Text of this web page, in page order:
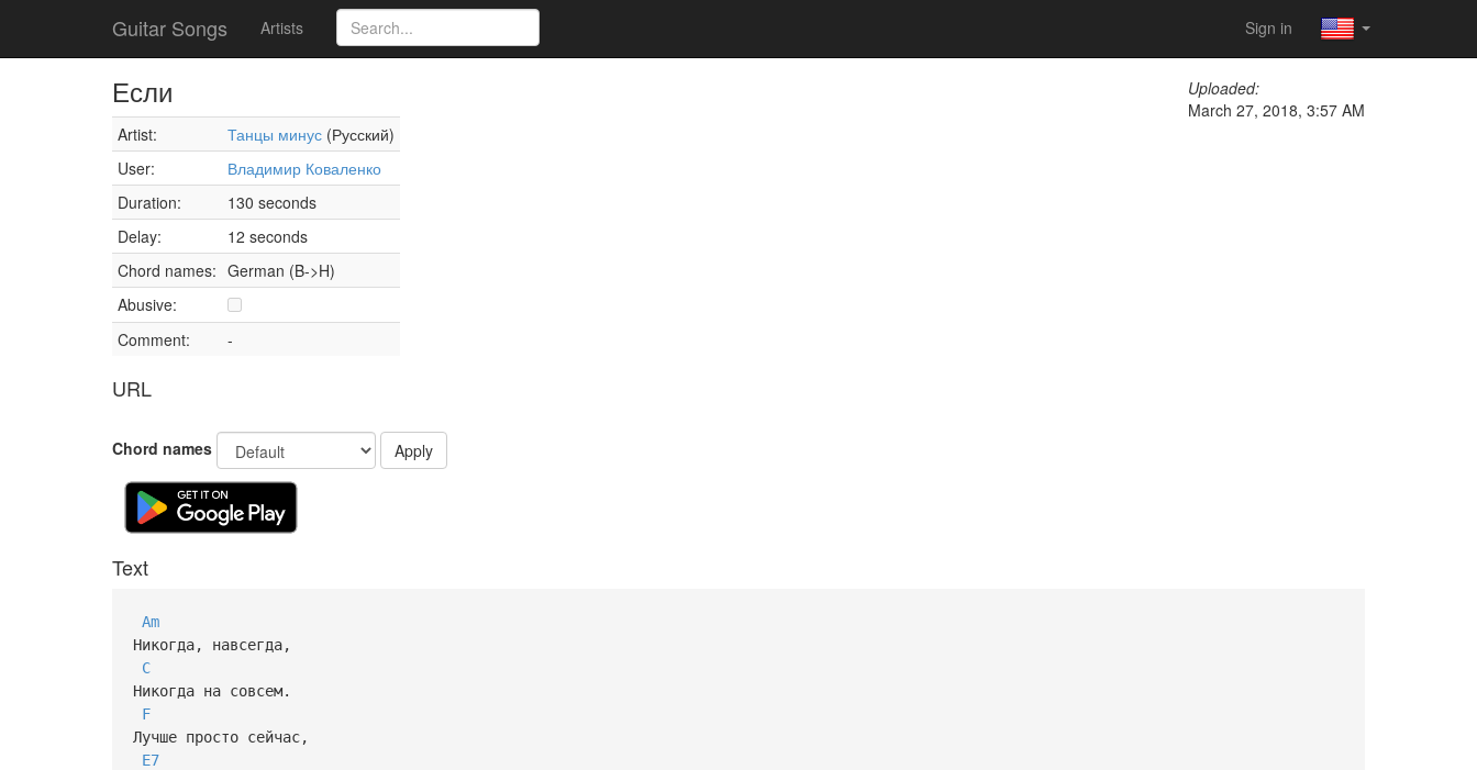
Guitar Songs Artists Sign in
Если
Artist: Танцы минус (Русский)
User:
Владимир Коваленко
Duration:
130 seconds
Delay:
12 seconds
Chord names: German (B->H)
Abusive:
Comment:
-
URL
Uploaded:
March 27, 2018, 3:57 AM
Chord names Apply
Text
Am
Никогда, навсегда,
C
Никогда на совсем.
F
Лучше просто сейчас,
E7